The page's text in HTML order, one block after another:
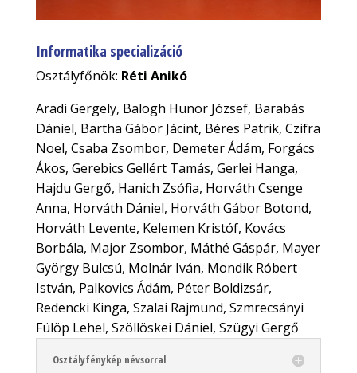
Informatika specializáció
Osztályfőnök: Réti Anikó
Aradi Gergely, Balogh Hunor József, Barabás
Dániel, Bartha Gábor Jácint, Béres Patrik, Czifra
Noel, Csaba Zsombor, Demeter Ádám, Forgács
Ákos, Gerebics Gellért Tamás, Gerlei Hanga,
Hajdu Gergő, Hanich Zsófia, Horváth Csenge
Anna, Horváth Dániel, Horváth Gábor Botond,
Horváth Levente, Kelemen Kristóf, Kovács
Borbála, Major Zsombor, Máthé Gáspár, Mayer
György Bulcsú, Molnár Iván, Mondik Róbert
István, Palkovics Ádám, Péter Boldizsár,
Redencki Kinga, Szalai Rajmund, Szmrecsányi
Fülöp Lehel, Szöllöskei Dániel, Szügyi Gergő
Osztályfénykép névsorral